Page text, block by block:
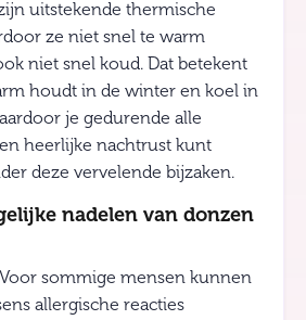
uitstekende thermische
ze niet snel te warm
niet snel koud. Dat betekent
houdt in de winter en koel in
je gedurende alle
heerlijke nachtrust kunt
deze vervelende bijzaken.
nadelen van donzen
Voor sommige mensen kunnen
allergische reacties